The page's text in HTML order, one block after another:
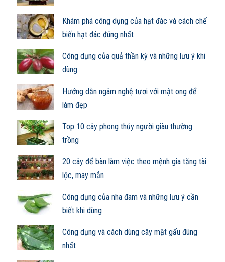
Khám phá công dụng của hạt đác và cách chế
biến hạt đác đúng nhất
Công dụng của quả thần kỳ và những lưu ý khi
dùng
Hướng dẫn ngâm nghệ tươi với mật ong để
làm đẹp
Top 10 cây phong thủy người giàu thường
trồng
20 cây để bàn làm việc theo mệnh gia tăng tài
lộc, may mắn
Công dụng của nha đam và những lưu ý cần
biết khi dùng
Công dụng và cách dùng cây mật gấu đúng
nhất